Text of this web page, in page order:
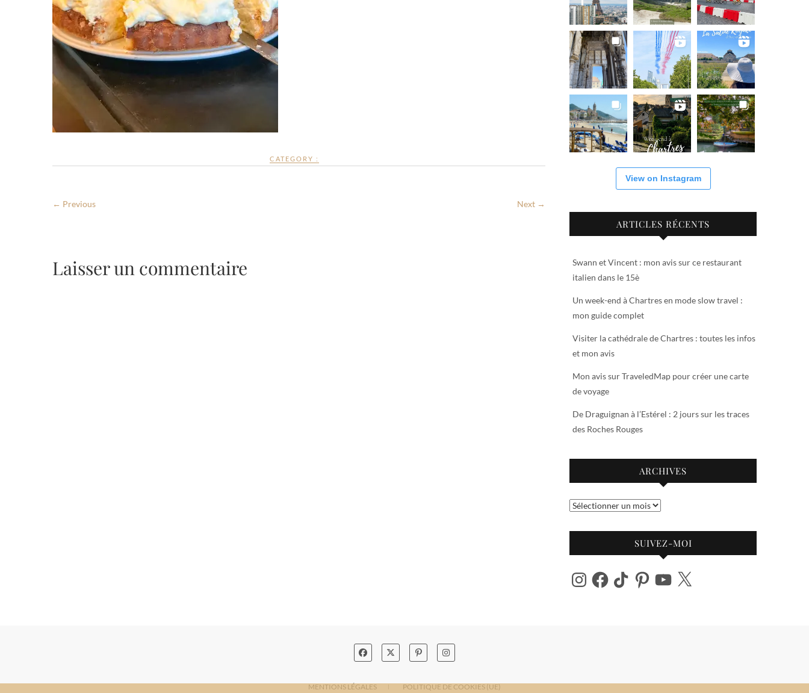
CATEGORY :
← Previous Next →
Laisser un commentaire
View on Instagram
ARTICLES RÉCENTS
Swann et Vincent : mon avis sur ce restaurant
italien dans le 15è
Un week-end à Chartres en mode slow travel :
mon guide complet
Visiter la cathédrale de Chartres : toutes les infos
et mon avis
Mon avis sur TraveledMap pour créer une carte
de voyage
De Draguignan à l’Estérel : 2 jours sur les traces
des Roches Rouges
ARCHIVES
Archives
SUIVEZ-MOI
InstagramFacebook
TikTok PinterestYouTube
X
MENTIONS LÉGALES POLITIQUE DE COOKIES (UE)